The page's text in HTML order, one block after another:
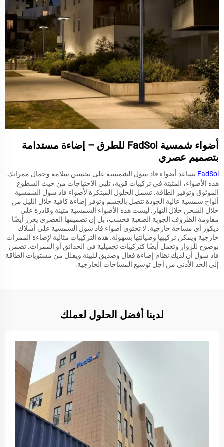
أضواء شمسية FadSol للطرق – إضاءة مستدامة
بتصميم عصري
FadSolتساعد أضواء فاد سول الشمسية على تحسين سلامة وجمال ممراتك.
هذه الأضواء، المثبتة في تركيبات قوية، تلبي الاحتياجات من حيث السطوع
الموثوق وتوفير الطاقة. تشمل الحلول المبتكرة لأضواء فاد سول الشمسية
ألواح شمسية عالية الجودة تتصل بالجسم وتوفر إضاءة كافية خلال الليل من
خلال الشحن خلال النهار. ليست هذه الأضواء الشمسية متينة وقادرة على
مقاومة الظروف الجوية الصعبة فحسب، بل إن تصميمها العصري يعزز أيضًا
ديكور أي مساحة خارجية. لا تحتوي أضواء فاد سول الشمسية على أسلاك
خارجية ويمكن تركيبها وصيانتها بسهولة. هذه التركيبات مثالية لإضاءة الممرات
بوضوح للزوار وتعمل أيضًا كتركيبات تجميلية في الحدائق أو الممرات. تضمن
فاد سول أن لديك نظام إضاءة فعال وصديق للبيئة ويقلل من مستويات الطاقة
إلى الحد الأدنى من أجل توسيع المساحات الخارجية.
لدينا أفضل الحلول لعملك